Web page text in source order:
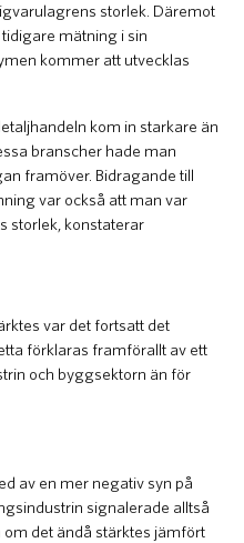
storlek. Däremot
mätning i sin
kommer att utvecklas
kom in starkare än
branscher hade man
framöver. Bidragande till
var också att man var
storlek, konstaterar
var det fortsatt det
förklaras framförallt av ett
och byggsektorn än för
av en mer negativ syn på
signalerade alltså
det ändå stärktes jämfört